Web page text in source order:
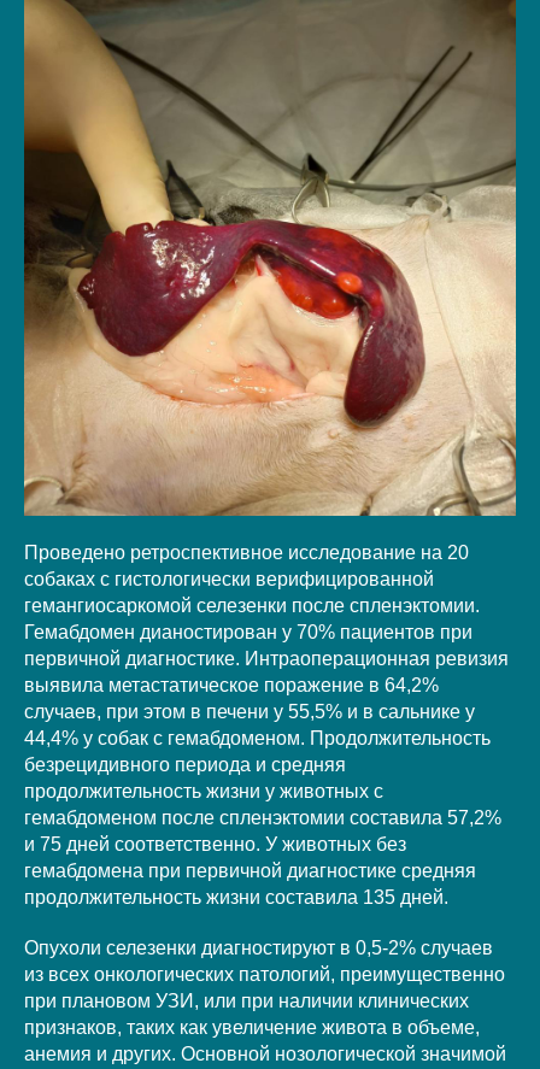
Проведено ретроспективное исследование на 20
собаках с гистологически верифицированной
гемангиосаркомой селезенки после спленэктомии.
Гемабдомен дианостирован у 70% пациентов при
первичной диагностике. Интраоперационная ревизия
выявила метастатическое поражение в 64,2%
случаев, при этом в печени у 55,5% и в сальнике у
44,4% у собак с гемабдоменом. Продолжительность
безрецидивного периода и средняя
продолжительность жизни у животных с
гемабдоменом после спленэктомии составила 57,2%
и 75 дней соответственно. У животных без
гемабдомена при первичной диагностике средняя
продолжительность жизни составила 135 дней.
Опухоли селезенки диагностируют в 0,5-2% случаев
из всех онкологических патологий, преимущественно
при плановом УЗИ, или при наличии клинических
признаков, таких как увеличение живота в объеме,
анемия и других. Основной нозологической значимой